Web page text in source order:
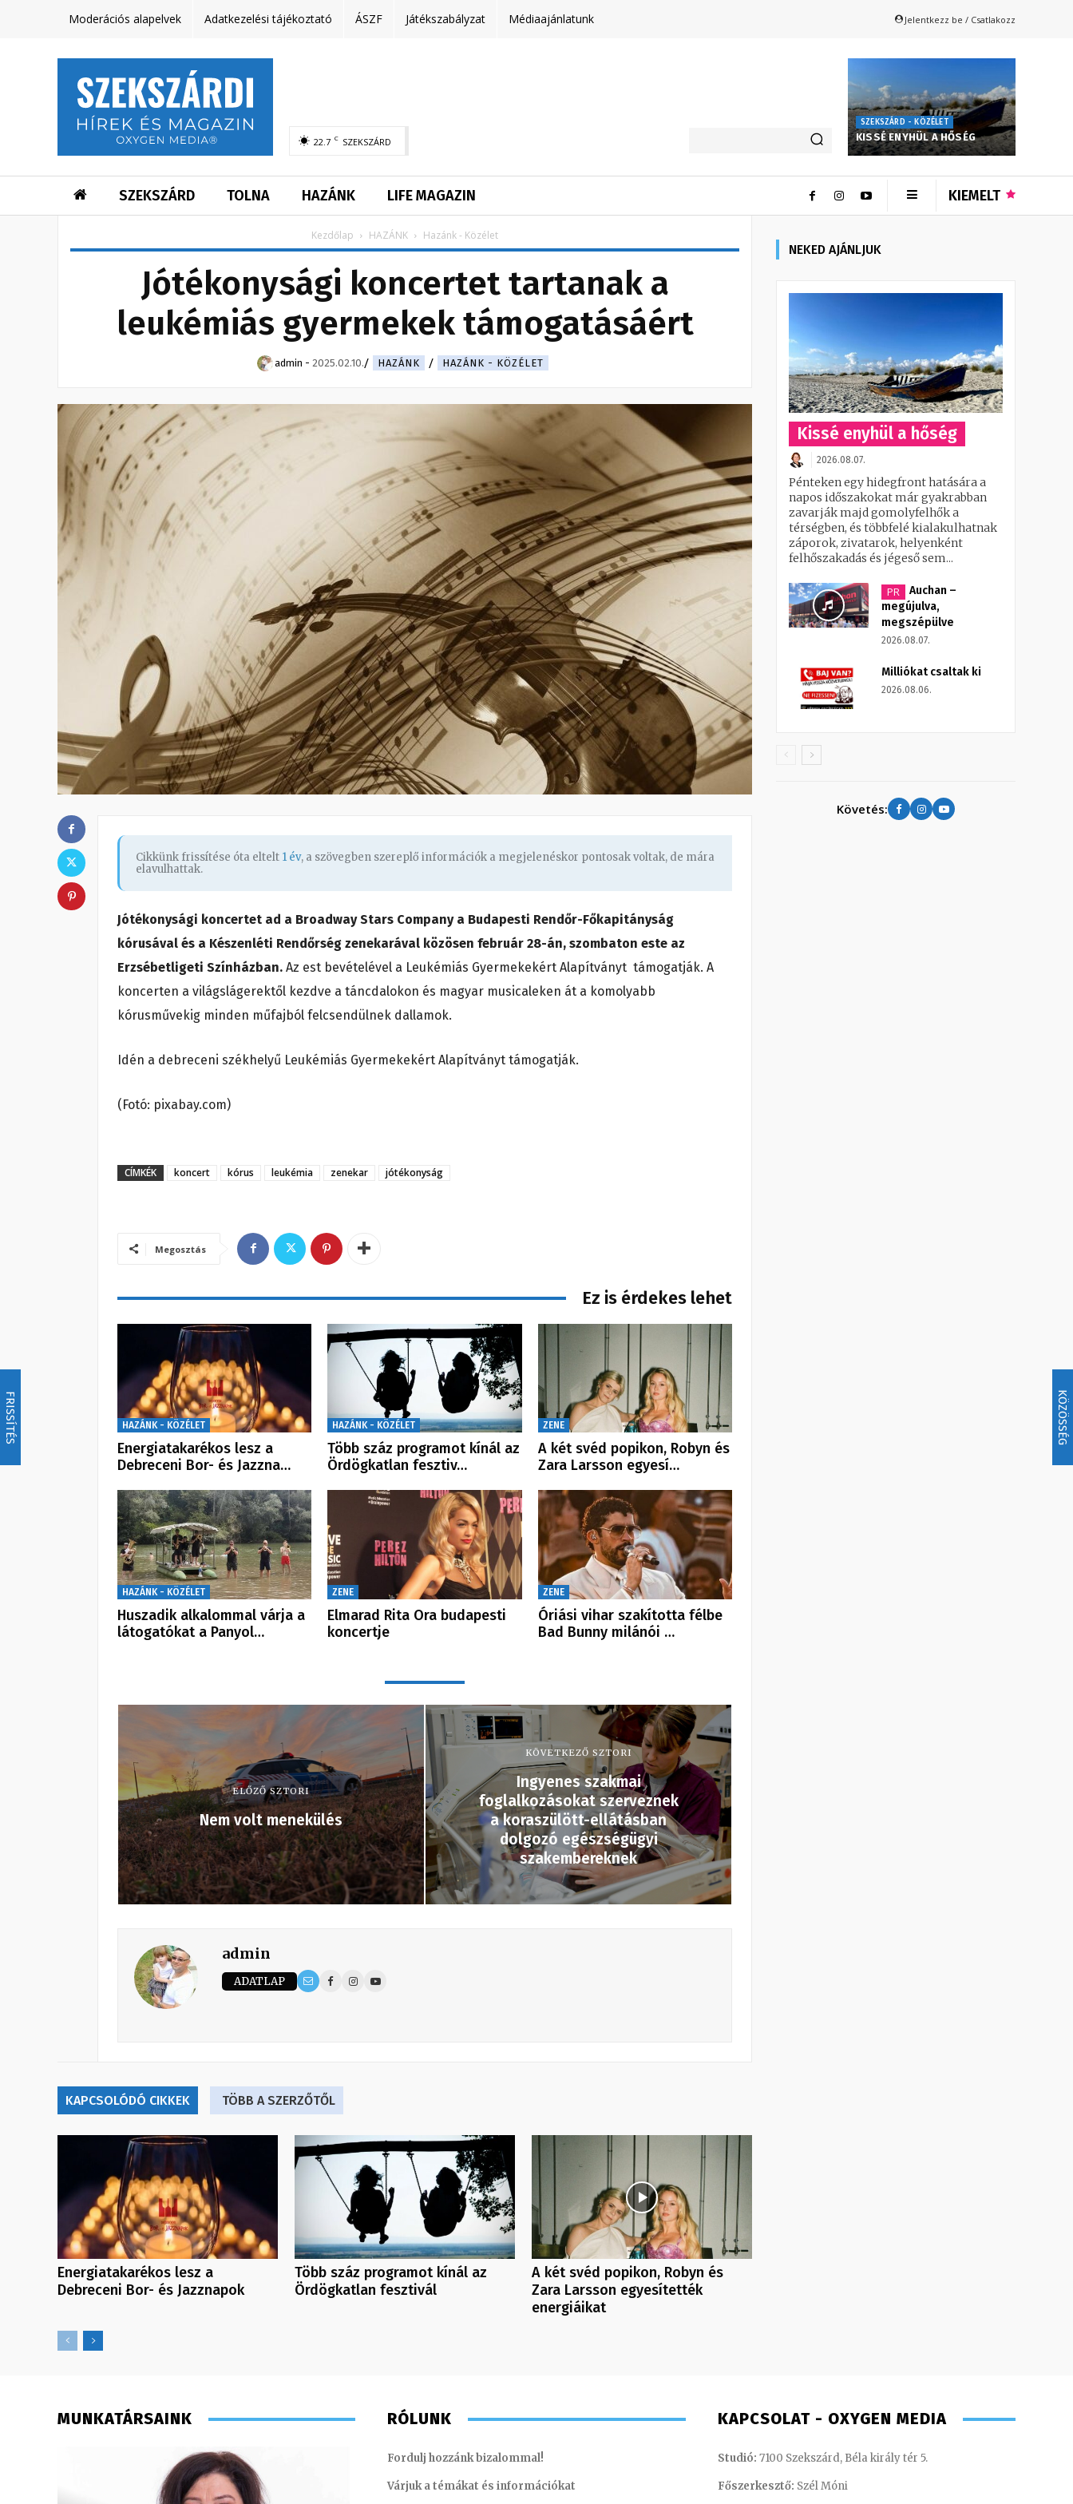
FRISSÍTÉS KÖZÖSSÉG
Moderációs alapelvek Adatkezelési tájékoztató ÁSZF Játékszabályzat Médiaajánlatunk Jelentkezz be / Csatlakozz
22.7 C SZEKSZÁRD
SZEKSZÁRD - KÖZÉLET
KISSÉ ENYHÜL A HŐSÉG
SZEKSZÁRD TOLNA HAZÁNK LIFE MAGAZIN KIEMELT
Kezdőlap HAZÁNK Hazánk - Közélet
Jótékonysági koncertet tartanak a
leukémiás gyermekek támogatásáért
admin - 2025.02.10. HAZÁNK HAZÁNK - KÖZÉLET
Cikkünk frissítése óta eltelt 1 év, a szövegben szereplő információk a megjelenéskor pontosak voltak, de mára
elavulhattak.
Jótékonysági koncertet ad a Broadway Stars Company a Budapesti Rendőr-Főkapitányság
kórusával és a Készenléti Rendőrség zenekarával közösen február 28-án, szombaton este az
Erzsébetligeti Színházban. Az est bevételével a Leukémiás Gyermekekért Alapítványt támogatják. A
koncerten a világslágerektől kezdve a táncdalokon és magyar musicaleken át a komolyabb
kórusművekig minden műfajból felcsendülnek dallamok.
Idén a debreceni székhelyű Leukémiás Gyermekekért Alapítványt támogatják.
(Fotó: pixabay.com)
CÍMKÉK koncert kórus leukémia zenekar jótékonyság
Megosztás
Ez is érdekes lehet
HAZÁNK - KÖZÉLET
Energiatakarékos lesz a
Debreceni Bor- és Jazzna…
HAZÁNK - KÖZÉLET
Több száz programot kínál az
Ördögkatlan fesztiv…
ZENE
A két svéd popikon, Robyn és
Zara Larsson egyesí…
HAZÁNK - KÖZÉLET
Huszadik alkalommal várja a
látogatókat a Panyol…
ZENE
Elmarad Rita Ora budapesti
koncertje
ZENE
Óriási vihar szakította félbe
Bad Bunny milánói …
ELŐZŐ SZTORI
Nem volt menekülés
KÖVETKEZŐ SZTORI
Ingyenes szakmai
foglalkozásokat szerveznek
a koraszülött-ellátásban
dolgozó egészségügyi
szakembereknek
admin
ADATLAP
KAPCSOLÓDÓ CIKKEK TÖBB A SZERZŐTŐL
Energiatakarékos lesz a
Debreceni Bor- és Jazznapok
Több száz programot kínál az
Ördögkatlan fesztivál
A két svéd popikon, Robyn és
Zara Larsson egyesítették
energiáikat
NEKED AJÁNLJUK
Kissé enyhül a hőség
2026.08.07.
Pénteken egy hidegfront hatására a
napos időszakokat már gyakrabban
zavarják majd gomolyfelhők a
térségben, és többfelé kialakulhatnak
záporok, zivatarok, helyenként
felhőszakadás és jégeső sem...
PR
Auchan –
megújulva,
megszépülve
2026.08.07.
Milliókat csaltak ki
2026.08.06.
Követés:
MUNKATÁRSAINK RÓLUNK
Fordulj hozzánk bizalommal!
Várjuk a témákat és információkat
KAPCSOLAT - OXYGEN MEDIA
Studió: 7100 Szekszárd, Béla király tér 5.
Főszerkesztő: Szél Móni